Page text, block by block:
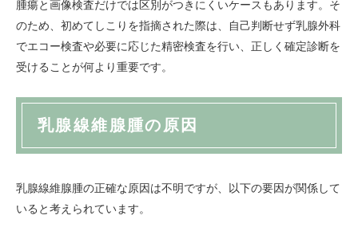
腫瘍と画像検査だけでは区別がつきにくいケースもあります。そ
のため、初めてしこりを指摘された際は、自己判断せず乳腺外科
でエコー検査や必要に応じた精密検査を行い、正しく確定診断を
受けることが何より重要です。
乳腺線維腺腫の原因
乳腺線維腺腫の正確な原因は不明ですが、以下の要因が関係して
いると考えられています。